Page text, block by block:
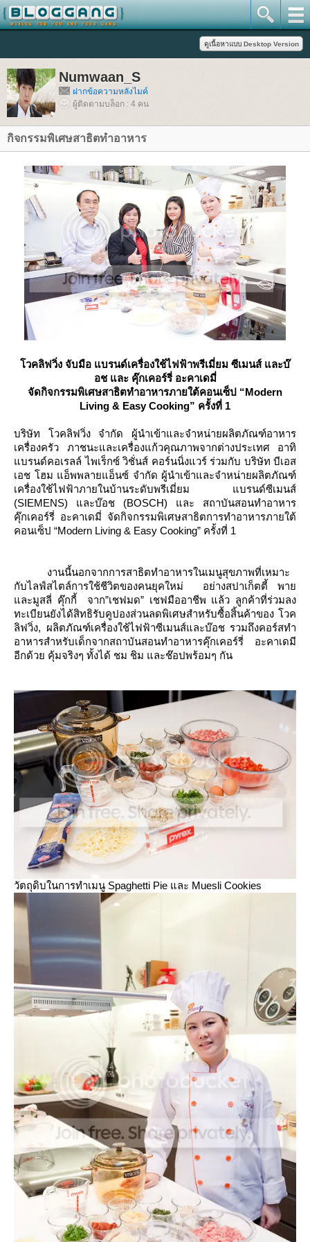
Numwaan_S
ฝากข้อความหลังไมค์
ผู้ติดตามบล็อก : 4 คน
กิจกรรมพิเศษสาธิตทำอาหาร
วคลิฟวิ่ง จับมือ แบรนด์เครื่องใช้ไฟฟ้าพรีเมี่ยม ซีเมนส์ และบ๊
อช และ คุ๊กเคอร์รี่ อะคาเดมี่
จัดกิจกรรมพิเศษสาธิตทำอาหารภายใต้คอนเซ็ป “Modern
Living & Easy Cooking” ครั้งที่ 1
บริษัท โวคลิฟวิ่ง จำกัด ผู้นำเข้าและจำหน่ายผลิตภัณฑ์อาหาร
เครื่องครัว ภาชนะและเครื่องแก้วคุณภาพจากต่างประเทศ อาทิ
บรนด์คอเรลล์ ไพเร็กซ์ วิชั่นส์ คอร์นนิ่งแวร์ ร่วมกับ บริษัท บีเอส
เอช โฮม แอ็พพลายแอ็นซ์ จำกัด ผู้นำเข้าและจำหน่ายผลิตภัณฑ์
เครื่องใช้ไฟฟ้าภายในบ้านระดับพรีเมี่ยม แบรนด์ซีเมนส์
(SIEMENS) และบ๊อช (BOSCH) และ สถาบันสอนทำอาหาร
คุ๊กเคอร์รี่ อะคาเดมี่ จัดกิจกรรมพิเศษสาธิตการทำอาหารภายใต้
คอนเซ็ป “Modern Living & Easy Cooking” ครั้งที่ 1
งานนี้นอกจากการสาธิตทำอาหารในเมนูสุขภาพที่เหมาะ
กับไลฟ์สไตล์การใช้ชีวิตของคนยุคใหม่ อย่างสปาเก็ตตี้ พา
ละมูสลี่ คุ๊กกี้ จาก”เชฟมด” เชฟมืออาชีพ แล้ว ลูกค้าที่ร่วมลง
ทะเบียนยังได้สิทธิรับคูปองส่วนลดพิเศษสำหรับซื้อสิ้นค้าของ โวค
ลิฟวิ่ง, ผลิตภัณฑ์เครื่องใช้ไฟฟ้าซีเมนส์และบ๊อช รวมถึงคอร์สทำ
อาหารสำหรับเด็กจากสถาบันสอนทำอาหารคุ๊กเคอร์รี่ อะคาเดมี
อีกด้วย คุ้มจริงๆ ทั้งได้ ชม ชิม และช๊อปพร้อมๆ กัน
วัตถุดิบในการทำเมนู Spaghetti Pie และ Muesli Cookies